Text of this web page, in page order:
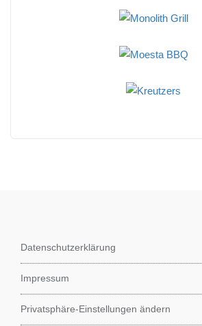
Datenschutzerklärung
Impressum
Privatsphäre-Einstellungen ändern